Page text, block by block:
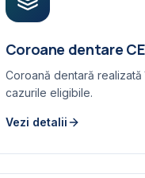
Coroane dentare
Coroană dentară realizată
cazurile eligibile.
Vezi detalii